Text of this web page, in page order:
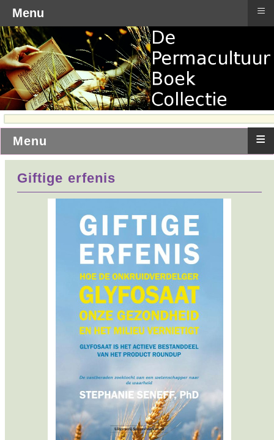
Menu ≡
Giftige erfenis
Menu ≡